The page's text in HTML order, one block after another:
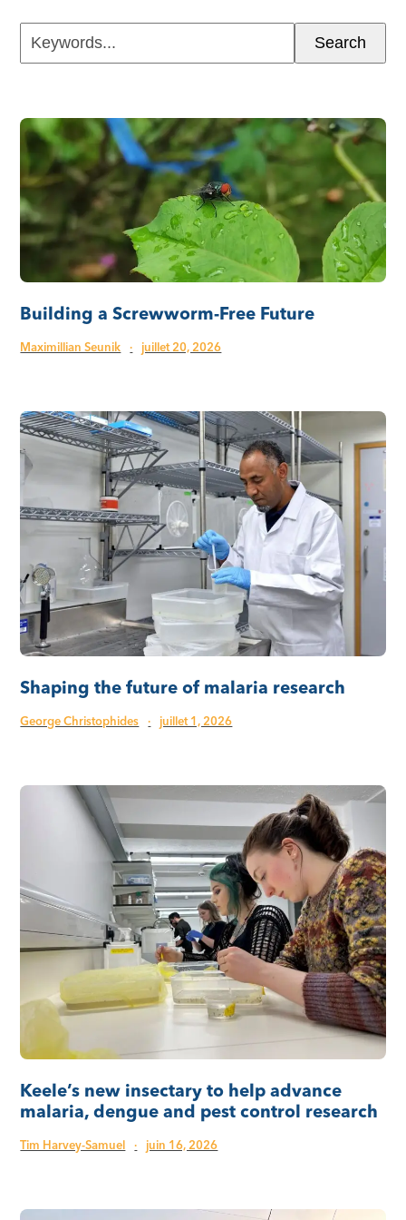
Keywords... Search
Building a Screwworm-Free Future
Maximillian Seunik · juillet 20, 2026
Shaping the future of malaria research
George Christophides · juillet 1, 2026
Keele’s new insectary to help advance
malaria, dengue and pest control research
Tim Harvey-Samuel · juin 16, 2026